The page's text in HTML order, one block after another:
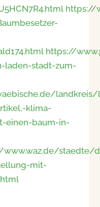
https://
https://
laden-stadt-zum-
landkreis/
klima-
einen-baum-in-
www.waz.de/staedte/
mit-